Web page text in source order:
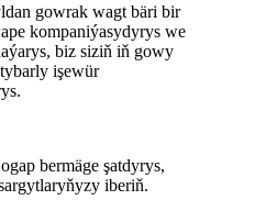
gowrak wagt bäri bir
kompaniýasydyrys we
biz siziň iň gowy
işewür
bermäge şatdyrys,
iberiň.